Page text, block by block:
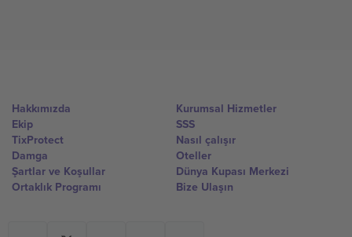
Hakkımızda
Ekip
TixProtect
Damga
Şartlar ve Koşullar
Ortaklık Programı
Kurumsal Hizmetler
SSS
Nasıl çalışır
Oteller
Dünya Kupası Merkezi
Bize Ulaşın